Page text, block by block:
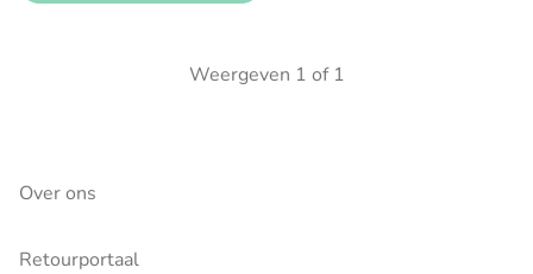
Weergeven 1 of 1
Over ons
Retourportaal